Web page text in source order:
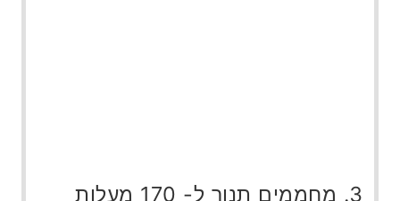
מחממים תנור ל- 170 מעלות